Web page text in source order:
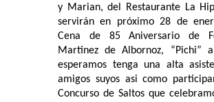
y Marian, del Restaurante La
servirán en próximo 28 de
Cena de 85 Aniversario de
Martinez de Albornoz, “Pichi”
esperamos tenga una alta
amigos suyos asi como
Concurso de Saltos que